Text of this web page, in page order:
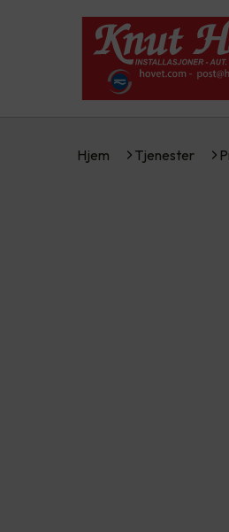
Hjem Tjenester